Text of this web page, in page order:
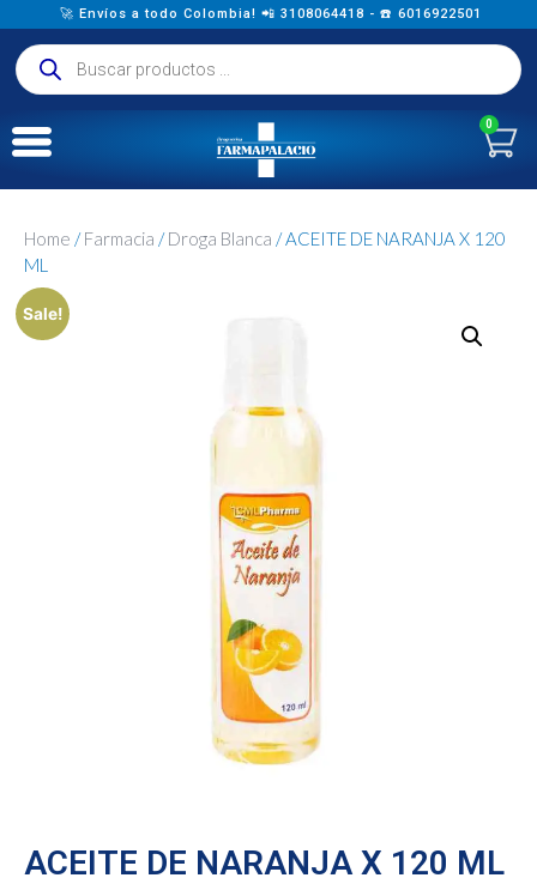
🚀 Envíos a todo Colombia! 📲 3108064418 - ☎️ 6016922501
0
Home /Farmacia /Droga Blanca / ACEITE DE NARANJA X 120
ML
Sale!
ACEITE DE NARANJA X 120 ML